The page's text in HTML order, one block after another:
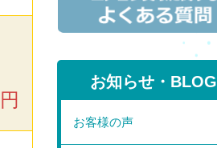
円
お知らせ・BLOG
お客様の声